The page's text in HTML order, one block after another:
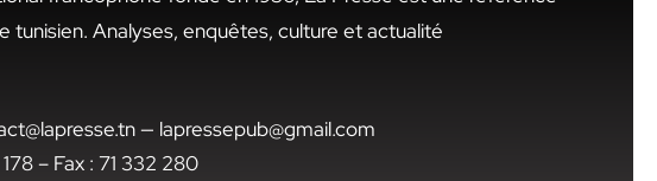
tunisien. Analyses, enquêtes, culture et actualité
— lapressepub@gmail.com
– Fax : 71 332 280